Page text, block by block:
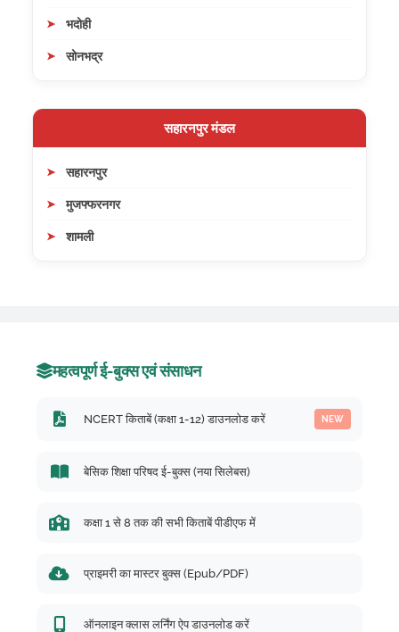
भदोही
सोनभद्र
सहारनपुर मंडल
सहारनपुर
मुजफ्फरनगर
शामली
महत्वपूर्ण ई-बुक्स एवं संसाधन
NCERT किताबें (कक्षा 1-12) डाउनलोड करें NEW
बेसिक शिक्षा परिषद ई-बुक्स (नया सिलेबस)
कक्षा 1 से 8 तक की सभी किताबें पीडीएफ में
प्राइमरी का मास्टर बुक्स (Epub/PDF)
ऑनलाइन क्लास लर्निंग ऐप डाउनलोड करें